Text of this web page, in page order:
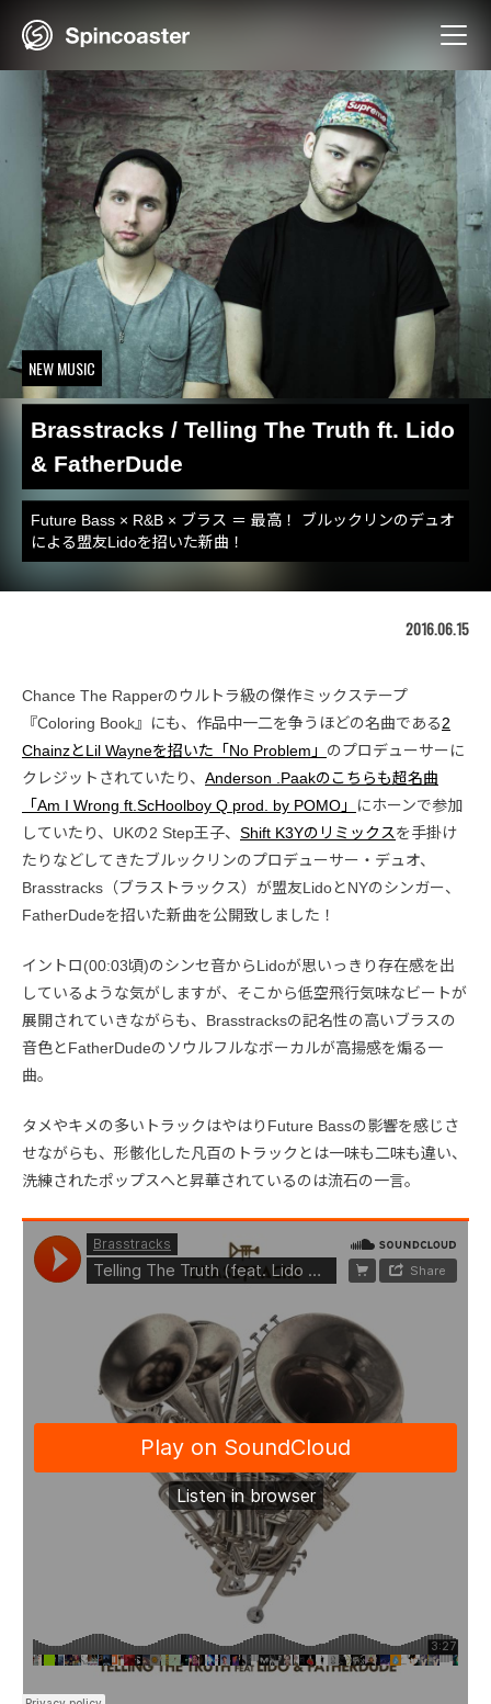
NEW MUSIC
Brasstracks / Telling The Truth ft. Lido
& FatherDude
Future Bass × R&B × ブラス ＝ 最高！ ブルックリンのデュオ
による盟友Lidoを招いた新曲！
2016.06.15
Chance The Rapperのウルトラ級の傑作ミックステープ
『Coloring Book』にも、作品中一二を争うほどの名曲である2
ChainzとLil Wayneを招いた「No Problem」 のプロデューサーに
クレジットされていたり、 Anderson .Paakのこちらも超名曲
「Am I Wrong ft.ScHoolboy Q prod. by POMO」
にホーンで参加
していたり、UKの2 Step王子、 Shift K3Yのリミックスを手掛け
たりなどしてきたブルックリンのプロデューサー・デュオ、
Brasstracks（ブラストラックス）が盟友LidoとNYのシンガー、
FatherDudeを招いた新曲を公開致しました！
イントロ(00:03頃)のシンセ音からLidoが思いっきり存在感を出
しているような気がしますが、そこから低空飛行気味なビートが
展開されていきながらも、Brasstracksの記名性の高いブラスの
音色とFatherDudeのソウルフルなボーカルが高揚感を煽る一
曲。
タメやキメの多いトラックはやはりFuture Bassの影響を感じさ
せながらも、形骸化した凡百のトラックとは一味も二味も違い、
洗練されたポップスへと昇華されているのは流石の一言。